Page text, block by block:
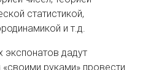
статистикой,
и т.д.
экспонатов дадут
руками» провести